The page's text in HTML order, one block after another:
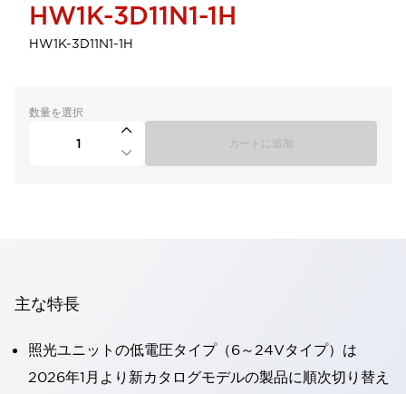
HW1K-3D11N1-1H
HW1K-3D11N1-1H
数量を選択
カートに追加
主な特長
照光ユニットの低電圧タイプ（6～24Vタイプ）は
2026年1月より新カタログモデルの製品に順次切り替え